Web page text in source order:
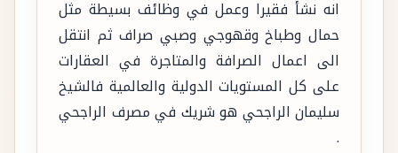
انه نشأ فقيرا وعمل في وظائف بسيطة مثل
حمال وطباخ وقهوجي وصبي صراف ثم انتقل
الى اعمال الصرافة والمتاجرة في العقارات
على كل المستويات الدولية والعالمية فالشيخ
سليمان الراجحي هو شريك في مصرف الراجحي
.